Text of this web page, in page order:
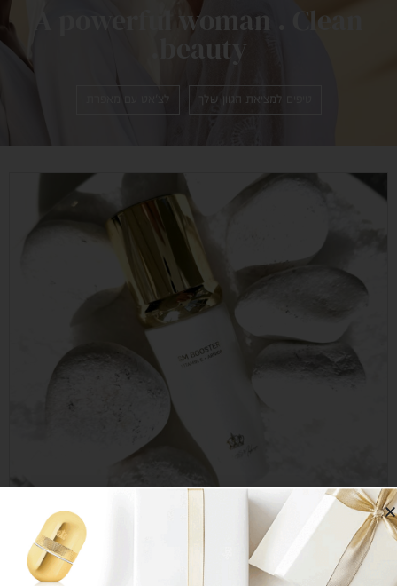
A powerful woman . Clean
beauty.
טיפים למציאת הגוון שלך לצ'אט עם מאפרת